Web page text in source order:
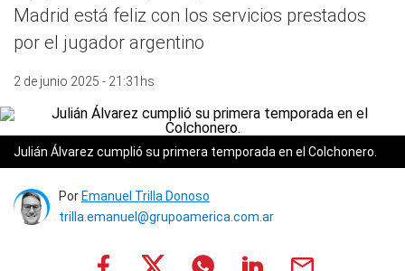
Madrid está feliz con los servicios prestados
por el jugador argentino
2 de junio 2025 - 21:31hs
Julián Álvarez cumplió su primera temporada en el Colchonero.
Por Emanuel Trilla Donoso
trilla.emanuel@grupoamerica.com.ar